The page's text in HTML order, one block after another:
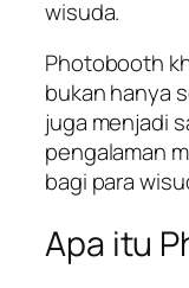
wisuda.
Photobooth
bukan hanya
juga menjadi
pengalaman
bagi para
Apa itu